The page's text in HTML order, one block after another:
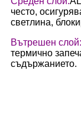
често,
светлина,
Вътрешен слой:
термично
съдържанието.